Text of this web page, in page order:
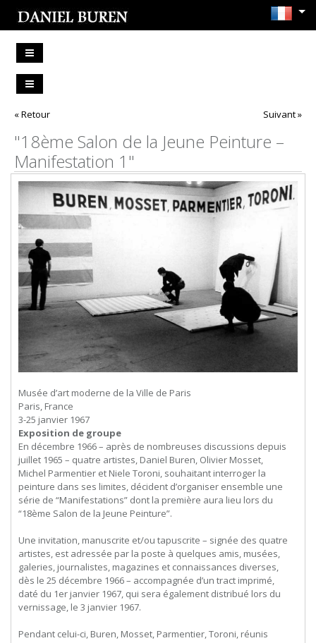
« Retour Suivant »
"18ème Salon de la Jeune Peinture –
Manifestation 1"
Musée d’art moderne de la Ville de Paris
Paris, France
3-25 janvier 1967
Exposition de groupe
En décembre 1966 – après de nombreuses discussions depuis
juillet 1965 – quatre artistes, Daniel Buren, Olivier Mosset,
Michel Parmentier et Niele Toroni, souhaitant interroger la
peinture dans ses limites, décident d’organiser ensemble une
série de “Manifestations” dont la première aura lieu lors du
“18ème Salon de la Jeune Peinture”.
Une invitation, manuscrite et/ou tapuscrite – signée des quatre
artistes, est adressée par la poste à quelques amis, musées,
galeries, journalistes, magazines et connaissances diverses,
dès le 25 décembre 1966 – accompagnée d’un tract imprimé,
daté du 1er janvier 1967, qui sera également distribué lors du
vernissage, le 3 janvier 1967.
Pendant celui-ci, Buren, Mosset, Parmentier, Toroni, réunis